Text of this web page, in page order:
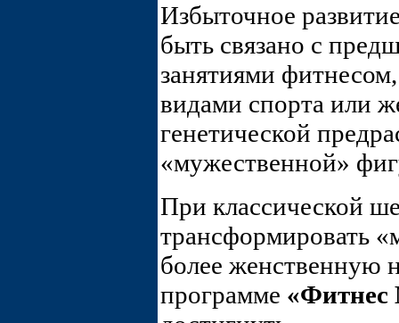
Избыточное
быть связано с
занятиями
видами спорта или
генетической
«мужественной»
При классической
трансформировать
более женственную
программе «Фитнес